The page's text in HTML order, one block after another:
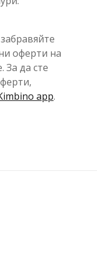
оферти на
За да сте
app.